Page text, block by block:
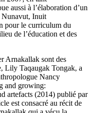
aussi à l’élaboration d’un
Nunavut, Inuit
pour le curriculum du
de l’éducation et des
Arnakallak sont des
Lily Taqaugak Tongak, a
Nancy
and growing:
artefacts (2014) publié par
est consacré au récit de